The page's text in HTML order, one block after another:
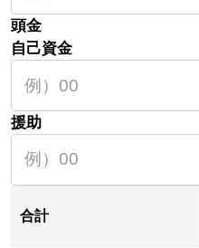
頭金
自己資金
援助
合計